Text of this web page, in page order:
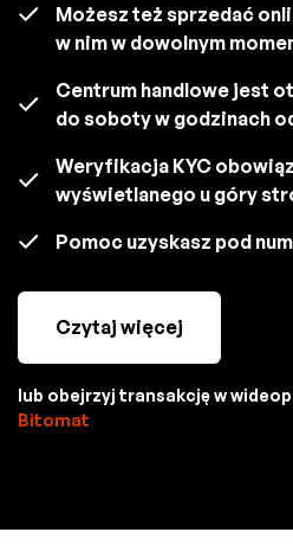
Możesz też sprzedać
w nim w dowolnym
Centrum handlowe jest
do soboty w godzinach
Weryfikacja KYC
wyświetlanego u góry
Pomoc uzyskasz pod
Czytaj więcej
lub obejrzyj transakcję w
Bitomat